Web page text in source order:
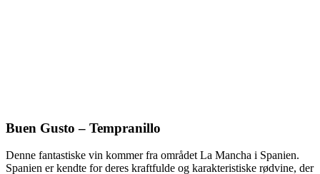
Buen Gusto – Tempranillo
Denne fantastiske vin kommer fra området La Mancha i Spanien.
Spanien er kendte for deres kraftfulde og karakteristiske rødvine, der